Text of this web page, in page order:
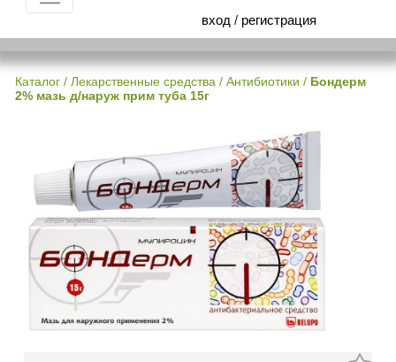
вход / регистрация
Каталог / Лекарственные средства / Антибиотики / Бондерм
2% мазь д/наруж прим туба 15г